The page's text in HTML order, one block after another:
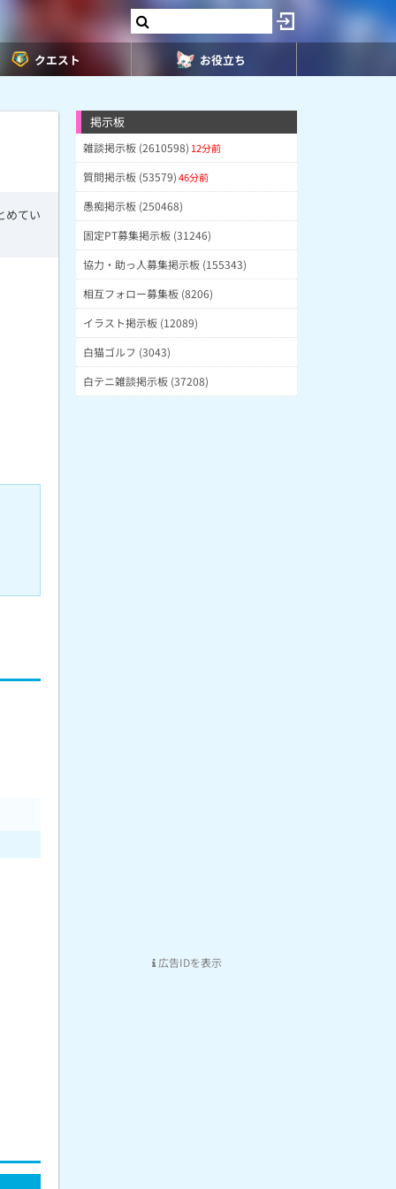
クエスト お役立ち
めてい
掲示板
雑談掲示板 (2610598) 12分前
質問掲示板 (53579)46分前
愚痴掲示板 (250468)
固定PT募集掲示板 (31246)
協力・助っ人募集掲示板 (155343)
相互フォロー募集板 (8206)
イラスト掲示板 (12089)
白猫ゴルフ (3043)
白テニ雑談掲示板 (37208)
広告IDを表示